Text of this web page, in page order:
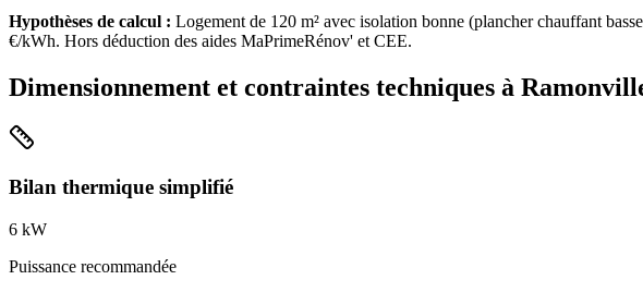
Hypothèses de calcul : Logement de 120 m² avec isolation bonne (plancher chauffant
€/kWh. Hors déduction des aides MaPrimeRénov' et CEE.
Dimensionnement et contraintes techniques à
Bilan thermique simplifié
6 kW
Puissance recommandée